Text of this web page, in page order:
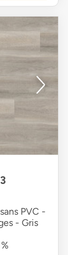
PVC -
- Gris